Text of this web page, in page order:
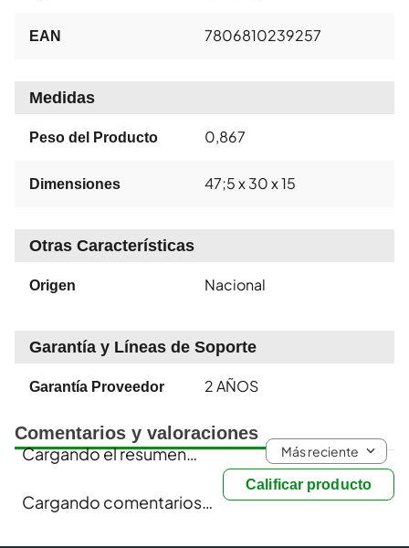
EAN 7806810239257
Medidas
Peso del Producto 0,867
Dimensiones 47;5 x 30 x 15
Otras Características
Origen Nacional
Garantía y Líneas de Soporte
Garantía Proveedor 2 AÑOS
Comentarios y valoraciones
Calificar producto
Cargando el resumen… Más reciente
Cargando comentarios…